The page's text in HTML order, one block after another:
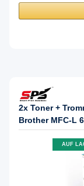
2x Toner +
Brother MFC-L
AUF